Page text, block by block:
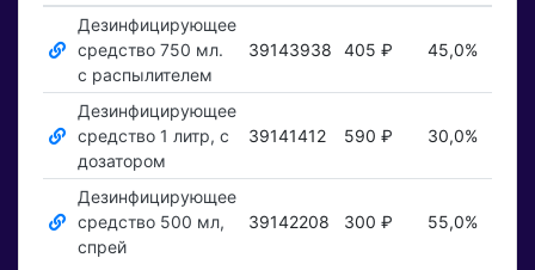
Дезинфицирующее
средство 750 мл.
с распылителем
39143938 405 ₽ 45,0%
Дезинфицирующее
средство 1 литр, с
дозатором
39141412 590 ₽ 30,0%
Дезинфицирующее
средство 500 мл,
спрей
39142208 300 ₽ 55,0%